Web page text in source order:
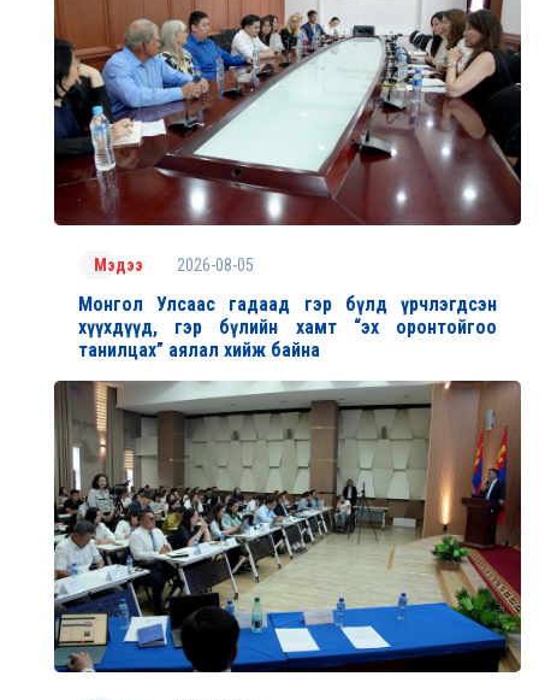
Мэдээ 2026-08-05
Монгол Улсаас гадаад гэр бүлд үрчлэгдсэн
хүүхдүүд, гэр бүлийн хамт “эх оронтойгоо
танилцах” аялал хийж байна